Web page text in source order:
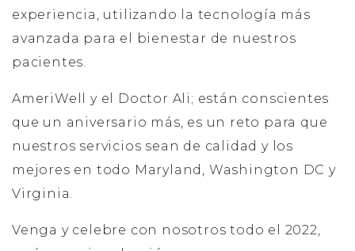
experiencia, utilizando la tecnología más
avanzada para el bienestar de nuestros
pacientes.
AmeriWell y el Doctor Ali; están conscientes
que un aniversario más, es un reto para que
nuestros servicios sean de calidad y los
mejores en todo Maryland, Washington DC y
Virginia.
Venga y celebre con nosotros todo el 2022,